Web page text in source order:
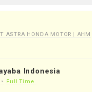
ASTRA HONDA MOTOR | AHM
Indonesia
Full Time